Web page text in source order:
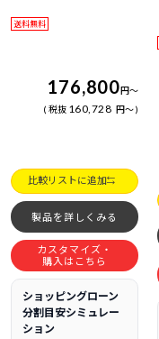
送料無料
176,800円～
税抜 160,728 円～
比較リストに追加
製品を詳しくみる
カスタマイズ・
購入はこちら
ショッピングローン
分割目安シミュレー
ション